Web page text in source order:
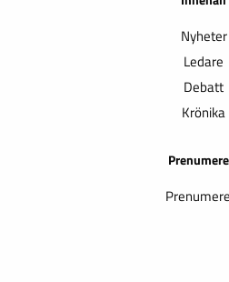
Nyheter
Ledare
Debatt
Krönika